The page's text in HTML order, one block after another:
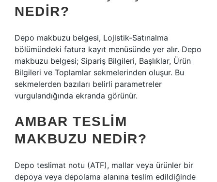
NEDIR?
Depo makbuzu belgesi, Lojistik-Satınalma
bölümündeki fatura kayıt menüsünde yer alır. Depo
makbuzu belgesi; Sipariş Bilgileri, Başlıklar, Ürün
Bilgileri ve Toplamlar sekmelerinden oluşur. Bu
sekmelerden bazıları belirli parametreler
vurgulandığında ekranda görünür.
AMBAR TESLIM
MAKBUZU NEDIR?
Depo teslimat notu (ATF), mallar veya ürünler bir
depoya veya depolama alanına teslim edildiğinde